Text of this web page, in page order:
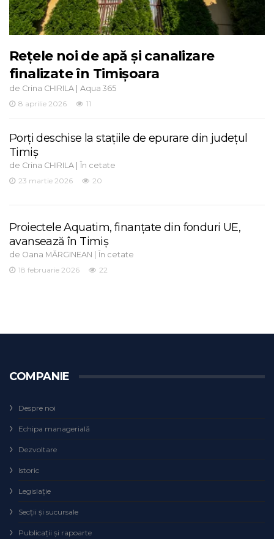
Rețele noi de apă și canalizare
finalizate în Timișoara
de Crina CHIRILA | Aqua 365
8 aprilie 2026
11
Porți deschise la stațiile de epurare din județul
Timiș
de Crina CHIRILA | În cetate
23 martie 2026
20
Proiectele Aquatim, finanțate din fonduri UE,
avansează în Timiș
de Oana MĂRGINEAN | În cetate
18 februarie 2026
22
COMPANIE
Despre noi
Echipa managerială
Dezvoltare
Istoric
Legislaţie
Secţii şi sucursale
Publicații și rapoarte